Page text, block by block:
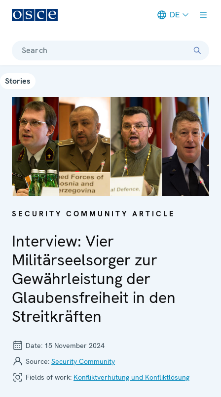
DE
Search
Stories
SECURITY COMMUNITY ARTICLE
Interview: Vier
Militärseelsorger zur
Gewährleistung der
Glaubensfreiheit in den
Streitkräften
Date: 15 November 2024
Source: Security Community
Fields of work: Konfliktverhütung und Konfliktlösung